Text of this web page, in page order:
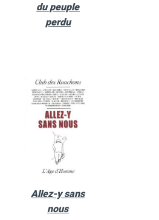
du peuple
perdu
Allez-y sans
nous